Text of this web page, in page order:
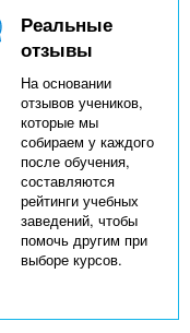
Реальные
отзывы
На основании
отзывов учеников,
которые мы
собираем у каждого
после обучения,
составляются
рейтинги учебных
заведений, чтобы
помочь другим при
выборе курсов.